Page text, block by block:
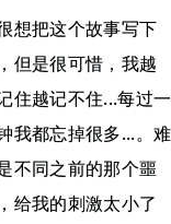
想把这个故事写下
但是很可惜，我越
住越记不住...每过一
我都忘掉很多...。难
不同之前的那个噩
给我的刺激太小了